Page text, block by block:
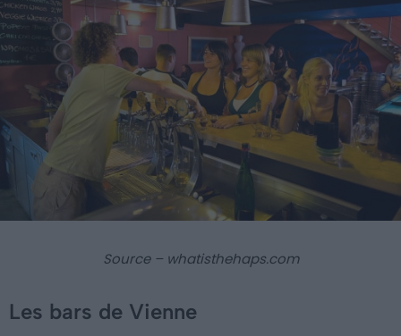
Source – whatisthehaps.com
Les bars de Vienne